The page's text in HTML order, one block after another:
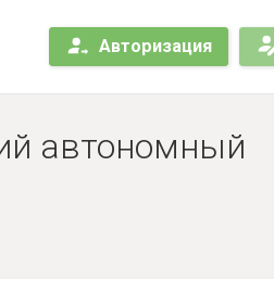
Авторизация
автономный